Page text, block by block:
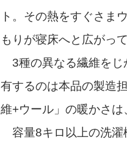
ト。その熱をすぐさま
もりが寝床へと広がっ
3種の異なる繊維をじ
有するのは本品の製造
維+ウール」の暖かさは
容量8キロ以上の洗濯